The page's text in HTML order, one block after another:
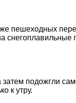
пешеходных
снегоплавильные
подожгли
к утру.